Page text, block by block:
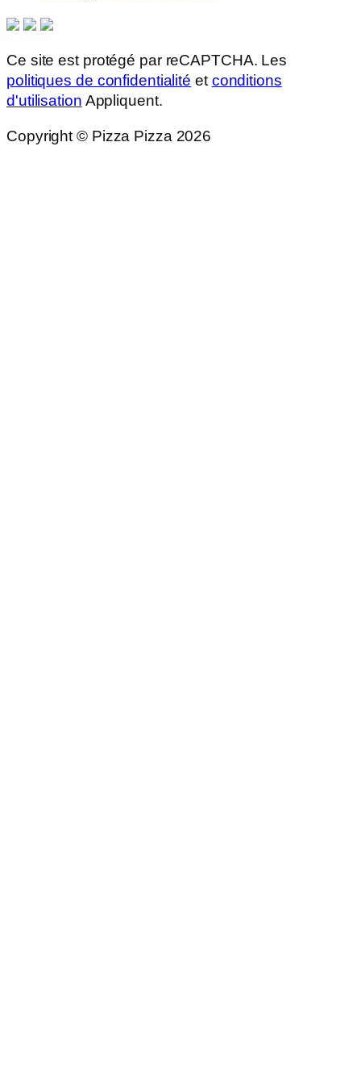
Ce site est protégé par reCAPTCHA. Les
politiques de confidentialité et conditions
d'utilisation Appliquent.
Copyright © Pizza Pizza 2026